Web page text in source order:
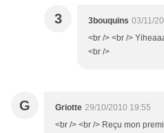
3 3bouquins 03/11/
<br /> <br />
<br />
G Griotte 29/10/2010 19:55
<br /> <br /> Reçu mon